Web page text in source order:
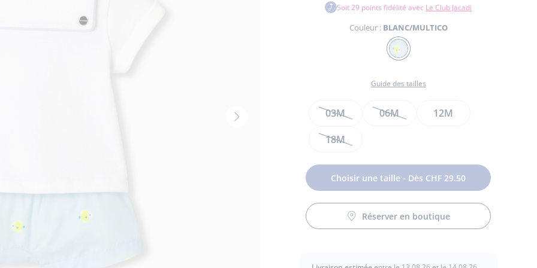
Vignette
Soit29 points fidélité avec Le Club Jacadi
Couleur : BLANC/MULTICO
Couleur
BLANC/MULTICO
Guide des tailles
Taille
03M 06M
12M
18M
Choisir une taille - Dès CHF 29.50
Réserver en boutique